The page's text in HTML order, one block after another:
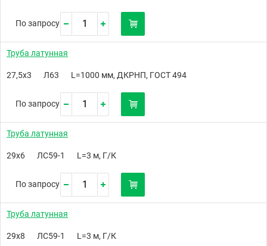
По запросу
Труба латунная
27,5х3 Л63 L=1000 мм, ДКРНП, ГОСТ 494
По запросу
Труба латунная
29х6 ЛС59-1 L=3 м, Г/К
По запросу
Труба латунная
29х8 ЛС59-1 L=3 м, Г/К